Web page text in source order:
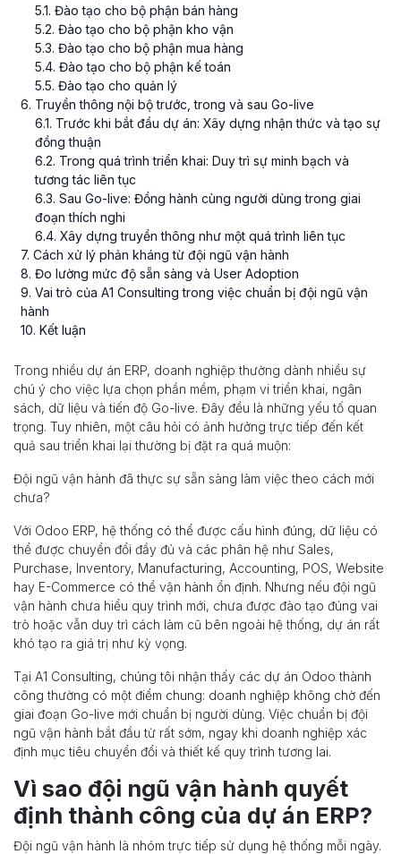
5.1. Đào tạo cho bộ phận bán hàng
5.2. Đào tạo cho bộ phận kho vận
5.3. Đào tạo cho bộ phận mua hàng
5.4. Đào tạo cho bộ phận kế toán
5.5. Đào tạo cho quản lý
6. Truyền thông nội bộ trước, trong và sau Go-live
6.1. Trước khi bắt đầu dự án: Xây dựng nhận thức và tạo sự
đồng thuận
6.2. Trong quá trình triển khai: Duy trì sự minh bạch và
tương tác liên tục
6.3. Sau Go-live: Đồng hành cùng người dùng trong giai
đoạn thích nghi
6.4. Xây dựng truyền thông như một quá trình liên tục
7. Cách xử lý phản kháng từ đội ngũ vận hành
8. Đo lường mức độ sẵn sàng và User Adoption
9. Vai trò của A1 Consulting trong việc chuẩn bị đội ngũ vận
hành
10. Kết luận
Trong nhiều dự án ERP, doanh nghiệp thường dành nhiều sự
chú ý cho việc lựa chọn phần mềm, phạm vi triển khai, ngân
sách, dữ liệu và tiến độ Go-live. Đây đều là những yếu tố quan
trọng. Tuy nhiên, một câu hỏi có ảnh hưởng trực tiếp đến kết
quả sau triển khai lại thường bị đặt ra quá muộn:
Đội ngũ vận hành đã thực sự sẵn sàng làm việc theo cách mới
chưa?
Với Odoo ERP, hệ thống có thể được cấu hình đúng, dữ liệu có
thể được chuyển đổi đầy đủ và các phân hệ như Sales,
Purchase, Inventory, Manufacturing, Accounting, POS, Website
hay E-Commerce có thể vận hành ổn định. Nhưng nếu đội ngũ
vận hành chưa hiểu quy trình mới, chưa được đào tạo đúng vai
trò hoặc vẫn duy trì cách làm cũ bên ngoài hệ thống, dự án rất
khó tạo ra giá trị như kỳ vọng.
Tại A1 Consulting, chúng tôi nhận thấy các dự án Odoo thành
công thường có một điểm chung: doanh nghiệp không chờ đến
giai đoạn Go-live mới chuẩn bị người dùng. Việc chuẩn bị đội
ngũ vận hành bắt đầu từ rất sớm, ngay khi doanh nghiệp xác
định mục tiêu chuyển đổi và thiết kế quy trình tương lai.
Vì sao đội ngũ vận hành quyết
định thành công của dự án ERP?
Đội ngũ vận hành là nhóm trực tiếp sử dụng hệ thống mỗi ngày.